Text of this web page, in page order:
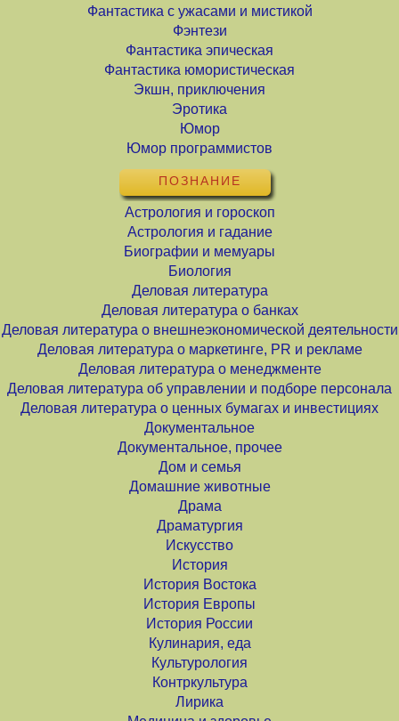
Фантастика с ужасами и мистикой
Фэнтези
Фантастика эпическая
Фантастика юмористическая
Экшн, приключения
Эротика
Юмор
Юмор программистов
ПОЗНАНИЕ
Астрология и гороскоп
Астрология и гадание
Биографии и мемуары
Биология
Деловая литература
Деловая литература о банках
Деловая литература о внешнеэкономической деятельности
Деловая литература о маркетинге, PR и рекламе
Деловая литература о менеджменте
Деловая литература об управлении и подборе персонала
Деловая литература о ценных бумагах и инвестициях
Документальное
Документальное, прочее
Дом и семья
Домашние животные
Драма
Драматургия
Искусство
История
История Востока
История Европы
История России
Кулинария, еда
Культурология
Контркультура
Лирика